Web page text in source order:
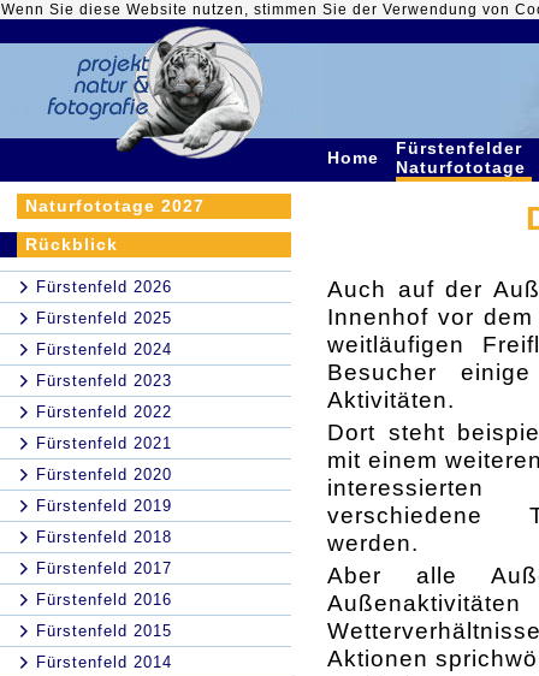
Wenn Sie diese Website nutzen, stimmen Sie der Verwendung von
Home
Fürstenfelder
Naturfototage
Naturfototage 2027
Rückblick
Fürstenfeld 2026
Fürstenfeld 2025
Fürstenfeld 2024
Fürstenfeld 2023
Fürstenfeld 2022
Fürstenfeld 2021
Fürstenfeld 2020
Fürstenfeld 2019
Fürstenfeld 2018
Fürstenfeld 2017
Fürstenfeld 2016
Fürstenfeld 2015
Fürstenfeld 2014
Auch auf der
Innenhof vor
weitläufigen
Besucher
Aktivitäten.
Dort steht
mit einem
verschiedene
werden.
Aber alle
Aktionen